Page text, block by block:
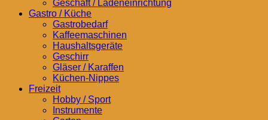
Geschäft / Ladeneinrichtung
Gastro / Küche
Gastrobedarf
Kaffeemaschinen
Haushaltsgeräte
Geschirr
Gläser / Karaffen
Küchen-Nippes
Freizeit
Hobby / Sport
Instrumente